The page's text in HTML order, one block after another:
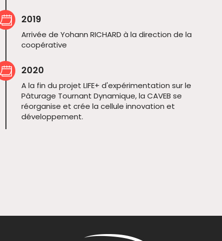
2019
Arrivée de Yohann RICHARD à la direction de la
coopérative
2020
A la fin du projet LIFE+ d'expérimentation sur le
Pâturage Tournant Dynamique, la CAVEB se
réorganise et crée la cellule innovation et
développement.